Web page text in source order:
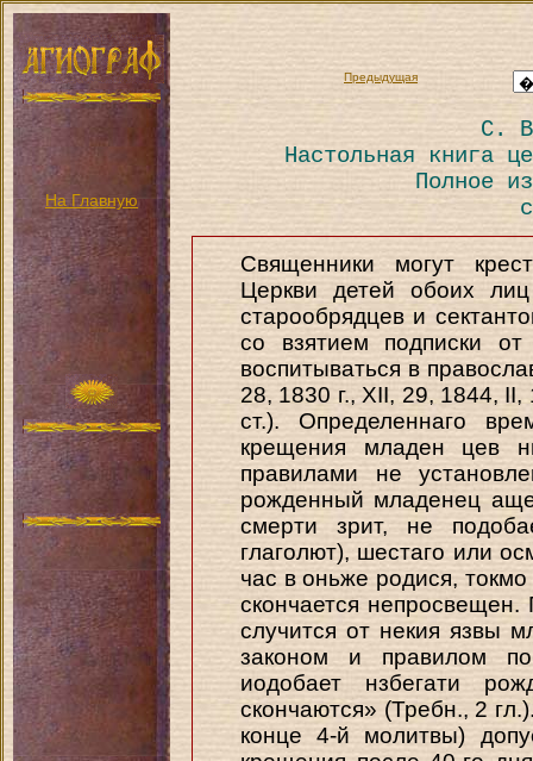
На Главную
Предыдущая
С.
Настольная книга
Полное
Священники могут
Церкви детей обоих
старообрядцев и
со взятием подписки
воспитываться в
28, 1830 г., XII, 29, 1844, II,
ст.). Определеннаго
крещения младен цев
правилами не
рожденный младенец
смерти зрит, не
глаголют), шестаго или
час в оньже родися,
скончается
случится от некия язвы
законом и правилом
иодобает нзбегати
скончаются» (Требн., 2
конце 4-й молитвы)